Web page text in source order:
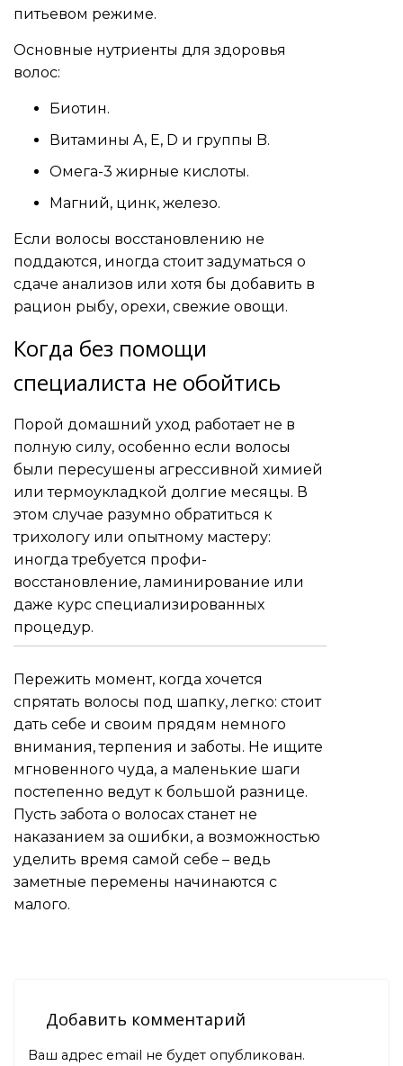
питьевом режиме.
Основные нутриенты для здоровья
волос:
Биотин.
Витамины A, E, D и группы B.
Омега-3 жирные кислоты.
Магний, цинк, железо.
Если волосы восстановлению не
поддаются, иногда стоит задуматься о
сдаче анализов или хотя бы добавить в
рацион рыбу, орехи, свежие овощи.
Когда без помощи
специалиста не обойтись
Порой домашний уход работает не в
полную силу, особенно если волосы
были пересушены агрессивной химией
или термоукладкой долгие месяцы. В
этом случае разумно обратиться к
трихологу или опытному мастеру:
иногда требуется профи-
восстановление, ламинирование или
даже курс специализированных
процедур.
Пережить момент, когда хочется
спрятать волосы под шапку, легко: стоит
дать себе и своим прядям немного
внимания, терпения и заботы. Не ищите
мгновенного чуда, а маленькие шаги
постепенно ведут к большой разнице.
Пусть забота о волосах станет не
наказанием за ошибки, а возможностью
уделить время самой себе – ведь
заметные перемены начинаются с
малого.
Добавить комментарий
Ваш адрес email не будет опубликован.